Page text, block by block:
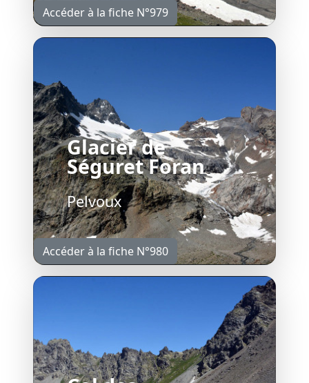
Accéder à la fiche N°979
Glacier de
Séguret Foran
Pelvoux
Accéder à la fiche N°980